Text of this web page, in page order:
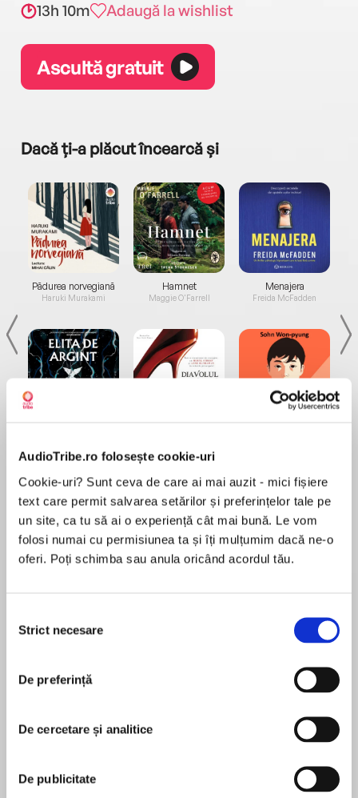
AudioTribe.ro folosește cookie-uri
Cookie-uri? Sunt ceva de care ai mai auzit - mici fișiere
text care permit salvarea setărilor și preferințelor tale pe
un site, ca tu să ai o experiență cât mai bună. Le vom
folosi numai cu permisiunea ta și îți mulțumim dacă ne-o
oferi. Poți schimba sau anula oricând acordul tău.
consimțământului
Strict necesare
De preferință
De cercetare și analitice
De publicitate
13h 10m Adaugă la wishlist
Ascultă gratuit
Dacă ți-a plăcut încearcă și
Pădurea norvegiană
Haruki Murakami
Hamnet
Maggie O'Farrell
Menajera
Freida McFadden
Desprecarte
Escape into this hugely enjoyable, big-hearted
FIND YOURSELF IN VALLEROSA, A PLACE LOST
picturesque country surrounded by lush valleys
and verdant mountains; a place sheltered from
capitalism. But in isolation, the locals have
În acest moment nu există recenzii